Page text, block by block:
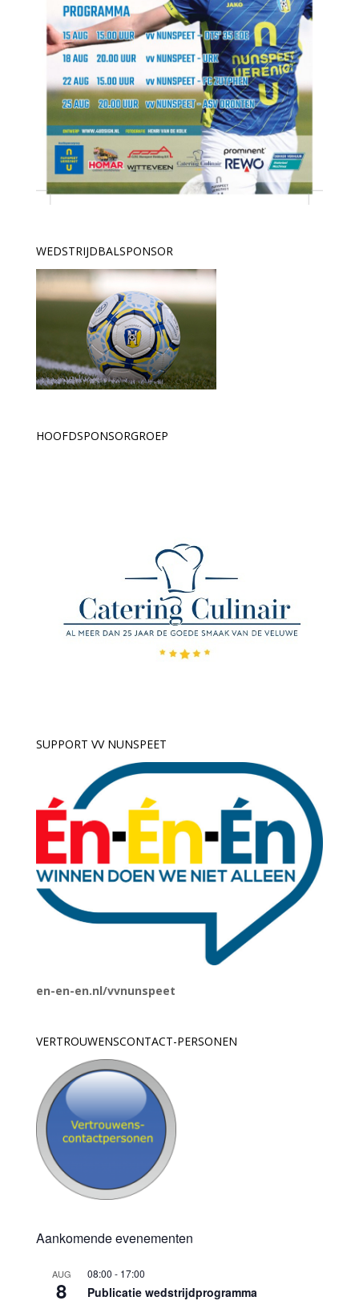
WEDSTRIJDBALSPONSOR
HOOFDSPONSORGROEP
SUPPORT VV NUNSPEET
en-en-en.nl/vvnunspeet
VERTROUWENSCONTACT-PERSONEN
Aankomende evenementen
AUG
8
08:00 - 17:00
Publicatie wedstrijdprogramma